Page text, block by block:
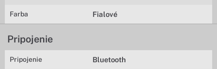
Farba Fialové
Pripojenie
Pripojenie Bluetooth